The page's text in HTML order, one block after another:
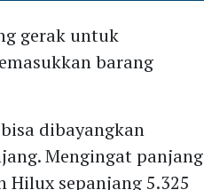
gerak untuk
barang
dibayangkan
Mengingat panjang
sepanjang 5.325